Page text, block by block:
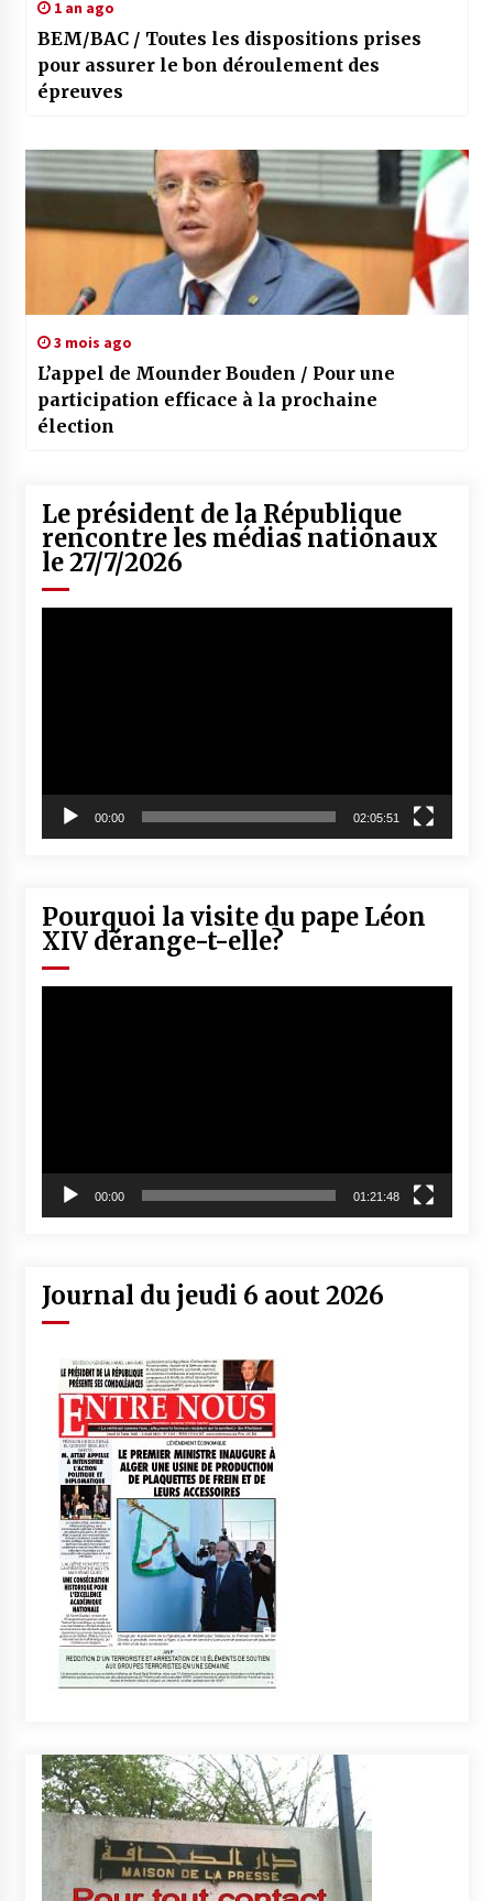
1 an ago
BEM/BAC / Toutes les dispositions prises
pour assurer le bon déroulement des
épreuves
3 mois ago
L’appel de Mounder Bouden / Pour une
participation efficace à la prochaine
élection
Le président de la République
rencontre les médias nationaux
le 27/7/2026
00:00 02:05:51
Pourquoi la visite du pape Léon
XIV dérange-t-elle?
00:00 01:21:48
Journal du jeudi 6 aout 2026